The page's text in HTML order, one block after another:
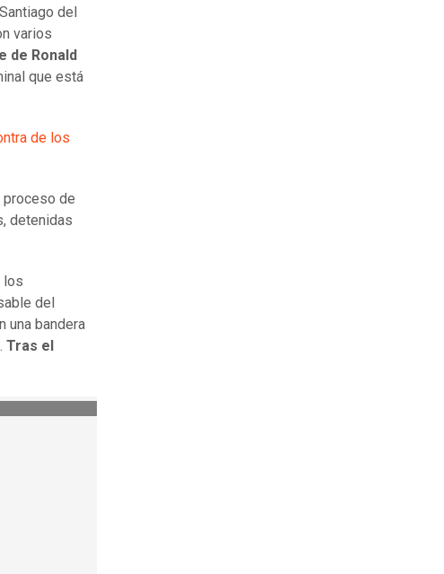
del
varios
de Ronald
que está
de los
proceso de
detenidas
los
del
una bandera
Tras el